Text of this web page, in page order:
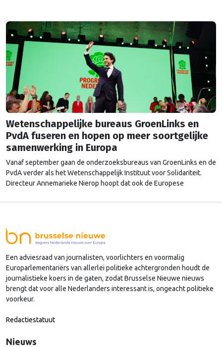
Wetenschappelijke bureaus GroenLinks en
PvdA fuseren en hopen op meer soortgelijke
samenwerking in Europa
Vanaf september gaan de onderzoeksbureaus van GroenLinks en de
PvdA verder als het Wetenschappelijk Instituut voor Solidariteit.
Directeur Annemarieke Nierop hoopt dat ook de Europese
Een adviesraad van journalisten, voorlichters en voormalig
Europarlementariërs van allerlei politieke achtergronden houdt de
journalistieke koers in de gaten, zodat Brusselse Nieuwe nieuws
brengt dat voor alle Nederlanders interessant is, ongeacht politieke
voorkeur.
Redactiestatuut
Nieuws